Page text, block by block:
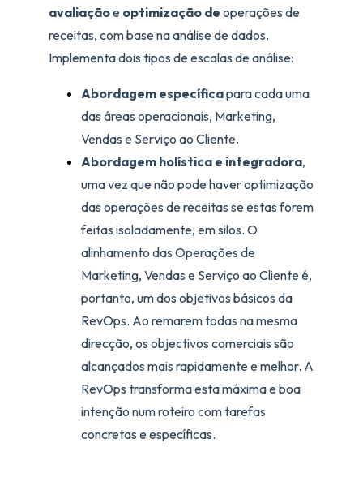
avaliaçãoe optimização de operações de
receitas, com base na análise de dados.
Implementa dois tipos de escalas de análise:
Abordagem específicapara cada uma
das áreas operacionais, Marketing,
Vendas e Serviço ao Cliente.
Abordagem holística e integradora,
uma vez que não pode haver optimização
das operações de receitas se estas forem
feitas isoladamente, em silos. O
alinhamento das Operações de
Marketing, Vendas e Serviço ao Cliente é,
portanto, um dos objetivos básicos da
RevOps. Ao remarem todas na mesma
direcção, os objectivos comerciais são
alcançados mais rapidamente e melhor. A
RevOps transforma esta máxima e boa
intenção num roteiro com tarefas
concretas e específicas.